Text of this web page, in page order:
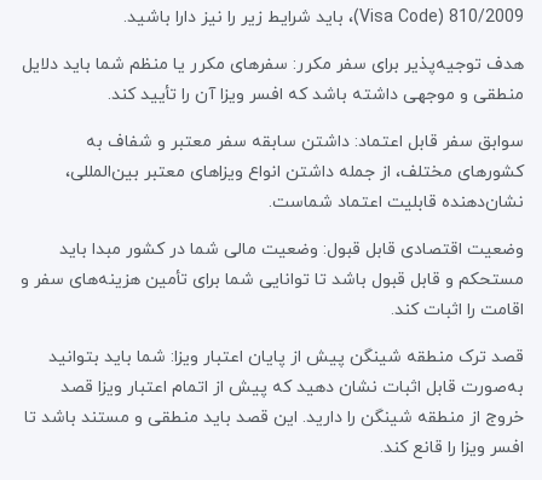
810/2009 (Visa Code)، باید شرایط زیر را نیز دارا باشید.
هدف توجیه‌پذیر برای سفر مکرر: سفرهای مکرر یا منظم شما باید دلایل
منطقی و موجهی داشته باشد که افسر ویزا آن را تأیید کند.
سوابق سفر قابل اعتماد: داشتن سابقه سفر معتبر و شفاف به
کشورهای مختلف، از جمله داشتن انواع ویزاهای معتبر بین‌المللی،
نشان‌دهنده قابلیت اعتماد شماست.
وضعیت اقتصادی قابل قبول: وضعیت مالی شما در کشور مبدا باید
مستحکم و قابل قبول باشد تا توانایی شما برای تأمین هزینه‌های سفر و
اقامت را اثبات کند.
قصد ترک منطقه شینگن پیش از پایان اعتبار ویزا: شما باید بتوانید
به‌صورت قابل اثبات نشان دهید که پیش از اتمام اعتبار ویزا قصد
خروج از منطقه شینگن را دارید. این قصد باید منطقی و مستند باشد تا
افسر ویزا را قانع کند.